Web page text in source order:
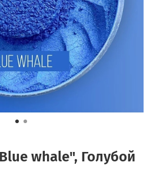
whale", Голубой